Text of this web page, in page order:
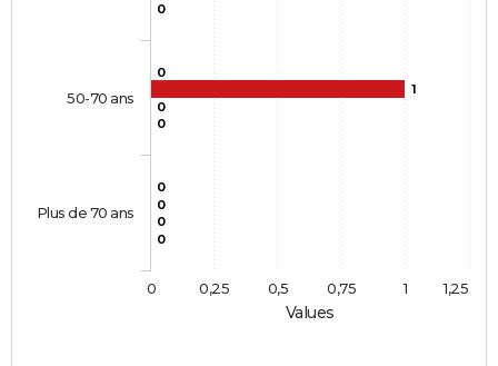
Values
0
0
1
0
0
0
0
0
0
50-70 ans
Plus de 70 ans
0 1
0,25 0,5 0,75 1,25